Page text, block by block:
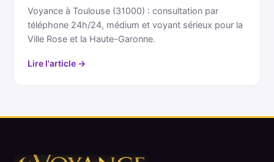
Voyance à Toulouse (31000) : consultation par
téléphone 24h/24, médium et voyant sérieux pour la
Ville Rose et la Haute-Garonne.
Lire l'article →